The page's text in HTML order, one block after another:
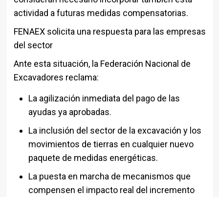
actividad a futuras medidas compensatorias.
FENAEX solicita una respuesta para las empresas
del sector
Ante esta situación, la Federación Nacional de
Excavadores reclama:
La agilización inmediata del pago de las
ayudas ya aprobadas.
La inclusión del sector de la excavación y los
movimientos de tierras en cualquier nuevo
paquete de medidas energéticas.
La puesta en marcha de mecanismos que
compensen el impacto real del incremento